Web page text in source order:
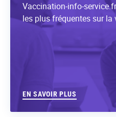
Vaccination-info-
les plus fréquentes sur la
EN SAVOIR PLUS